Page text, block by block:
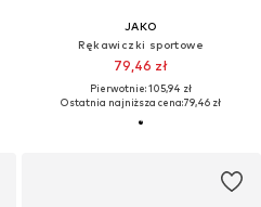
JAKO
Rękawiczki sportowe
79,46 zł
Pierwotnie: 105,94 zł
Ostatnia najniższa cena:79,46 zł